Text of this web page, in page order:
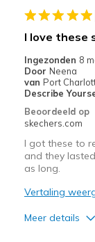
Going Out
Width
Sizing
View On Shoes
I love these
Ingezonden 8
Door Neena
van Port
Describe
Beoordeeld op
skechers.com
I got these to
and they
as long.
Vertaling
Meer details